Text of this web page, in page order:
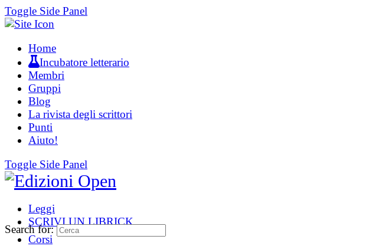
Toggle Side Panel
Home
Incubatore letterario
Membri
Gruppi
Blog
La rivista degli scrittori
Punti
Aiuto!
Toggle Side Panel
Leggi
SCRIVI UN LIBRICK
Corsi
Search for: